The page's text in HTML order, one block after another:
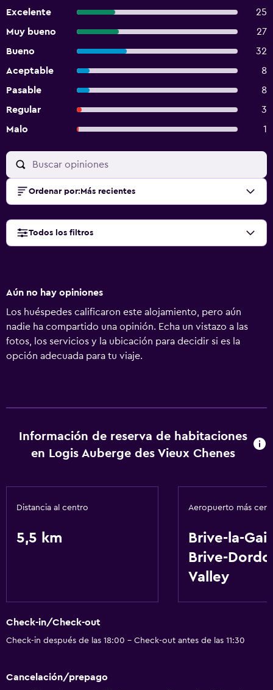
Excelente
25
Muy bueno
27
Bueno
32
Aceptable
8
Pasable
8
Regular
3
Malo
1
Ordenar por: Más recientes
Todos los filtros
Aún no hay opiniones
Los huéspedes calificaron este alojamiento, pero aún
nadie ha compartido una opinión. Echa un vistazo a las
fotos, los servicios y la ubicación para decidir si es la
opción adecuada para tu viaje.
Información de reserva de habitaciones
en Logis Auberge des Vieux Chenes
Distancia al centro
5,5 km
Aeropuerto más
Brive-la-
Brive-
Valley
Check-in/Check-out
Check-in después de las 18:00 - Check-out antes de las 11:30
Cancelación/prepago